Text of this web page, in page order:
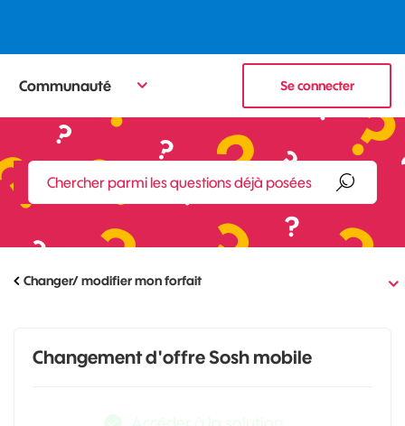
Communauté Se connecter
Changer/ modifier mon forfait
Changement d'offre Sosh mobile